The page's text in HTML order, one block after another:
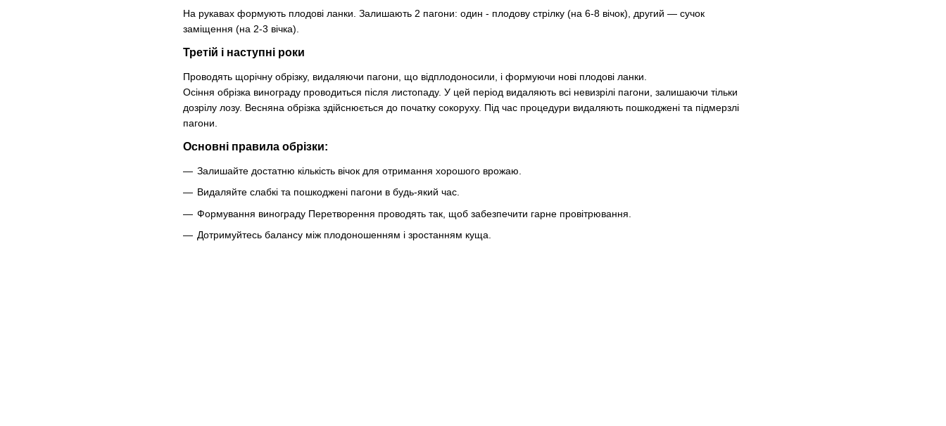
На рукавах формують плодові ланки. Залишають 2 пагони: один - плодову стрілку (на 6-8 вічок), другий — сучок
заміщення (на 2-3 вічка).
Третій і наступні роки
Проводять щорічну обрізку, видаляючи пагони, що відплодоносили, і формуючи нові плодові ланки.
Осіння обрізка винограду проводиться після листопаду. У цей період видаляють всі невизрілі пагони, залишаючи тільки
дозрілу лозу. Весняна обрізка здійснюється до початку сокоруху. Під час процедури видаляють пошкоджені та підмерзлі
пагони.
Основні правила обрізки:
Залишайте достатню кількість вічок для отримання хорошого врожаю.
Видаляйте слабкі та пошкоджені пагони в будь-який час.
Формування винограду Перетворення проводять так, щоб забезпечити гарне провітрювання.
Дотримуйтесь балансу між плодоношенням і зростанням куща.